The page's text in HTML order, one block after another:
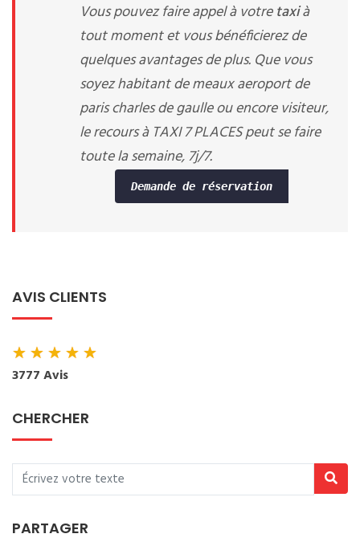
Vous pouvez faire appel à votretaxià
tout moment et vous bénéficierez de
quelques avantages de plus. Que vous
soyez habitant de meaux aeroport de
paris charles de gaulle ou encore visiteur,
le recours à TAXI 7 PLACES peut se faire
toute la semaine, 7j/7.
Demande de réservation
AVIS CLIENTS
★★★★★
3777 Avis
CHERCHER
PARTAGER